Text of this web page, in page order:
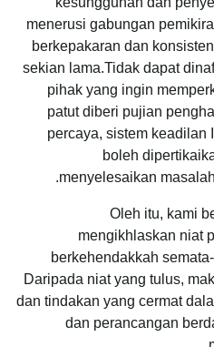
menerusi gabungan
berkepakaran dan
sekian lama.Tidak dapat
pihak yang ingin
patut diberi pujian
percaya, sistem keadilan
boleh
menyelesaikan
Oleh itu, kami
mengikhlaskan niat
berkehendakkah
Daripada niat yang tulus,
dan tindakan yang cermat
dan perancangan